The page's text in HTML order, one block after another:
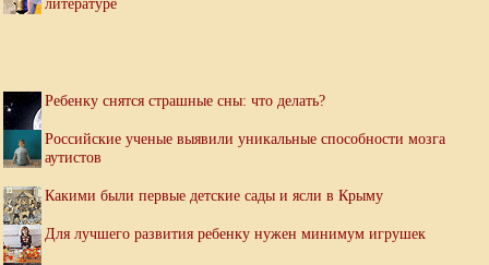
Ребенку снятся страшные сны: что делать?
Российские ученые выявили уникальные способности мозга
аутистов
Какими были первые детские сады и ясли в Крыму
Для лучшего развития ребенку нужен минимум игрушек